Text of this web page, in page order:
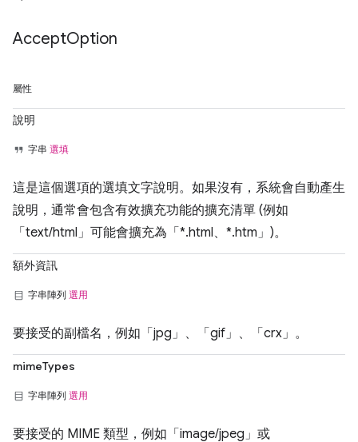
AcceptOption
屬性
說明
字串 選填
這是這個選項的選填文字說明。如果沒有，系統會自動產生
說明，通常會包含有效擴充功能的擴充清單 (例如
「text/html」可能會擴充為「*.html、*.htm」)。
額外資訊
字串陣列 選用
要接受的副檔名，例如「jpg」、「gif」、「crx」。
mimeTypes
字串陣列 選用
要接受的 MIME 類型，例如「image/jpeg」或